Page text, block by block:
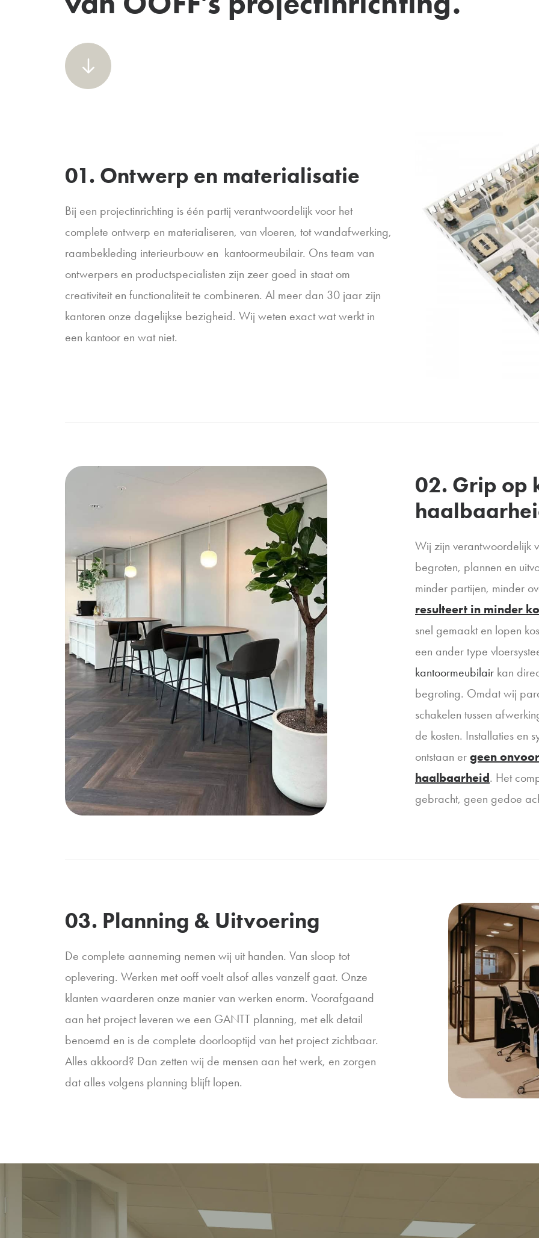
01. Ontwerp en materialisatie
Bij een projectinrichting is één partij verantwoordelijk voor het
complete ontwerp en materialiseren, van vloeren, tot wandafwerking,
raambekleding interieurbouw en kantoormeubilair. Ons team van
ontwerpers en productspecialisten zijn zeer goed in staat om
creativiteit en functionaliteit te combineren. Al meer dan 30 jaar zijn
kantoren onze dagelijkse bezigheid. Wij weten exact wat werkt in
een kantoor en wat niet.
02. Grip op
Wij zijn verantwoordelijk
begroten, plannen en
minder partijen, minder
resulteert in minder
snel gemaakt en lopen
een ander type
kantoormeubilair kan
begroting. Omdat wij
schakelen tussen
de kosten. Installaties en
ontstaan er geen
haalbaarheid. Het
gebracht, geen gedoe
03. Planning & Uitvoering
De complete aanneming nemen wij uit handen. Van sloop tot
oplevering. Werken met ooff voelt alsof alles vanzelf gaat. Onze
klanten waarderen onze manier van werken enorm. Voorafgaand
aan het project leveren we een GANTT planning, met elk detail
benoemd en is de complete doorlooptijd van het project zichtbaar.
Alles akkoord? Dan zetten wij de mensen aan het werk, en zorgen
dat alles volgens planning blijft lopen.